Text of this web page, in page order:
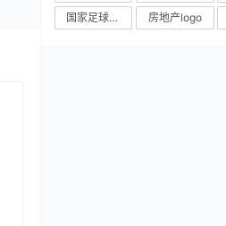
国家足球队队徽
房地产logo